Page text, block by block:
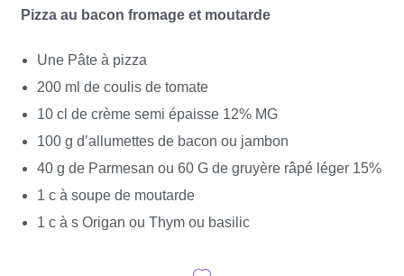
Pizza au bacon fromage et moutarde
Une Pâte à pizza
200 ml de coulis de tomate
10 cl de crème semi épaisse 12% MG
100 g d’allumettes de bacon ou jambon
40 g de Parmesan ou 60 G de gruyère râpé léger 15%
1 c à soupe de moutarde
1 c à s Origan ou Thym ou basilic